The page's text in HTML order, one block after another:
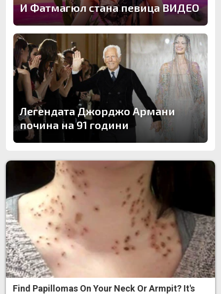
И Фатмагюл стана певица ВИДЕО
Легендата Джорджо Армани
почина на 91 години
Find Papillomas On Your Neck Or Armpit? It's